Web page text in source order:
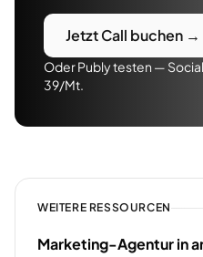
Jetzt Call buchen →
Oder Publy testen —
39/Mt.
WEITERE RESSOURCEN
Marketing-Agentur in